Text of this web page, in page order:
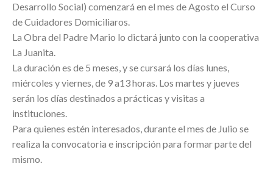
Desarrollo Social) comenzará en el mes de Agosto el Curso
de Cuidadores Domiciliaros.
La Obra del Padre Mario lo dictará junto con la cooperativa
La Juanita.
La duración es de 5 meses, y se cursará los días lunes,
miércoles y viernes, de 9 a13 horas. Los martes y jueves
serán los días destinados a prácticas y visitas a
instituciones.
Para quienes estén interesados, durante el mes de Julio se
realiza la convocatoria e inscripción para formar parte del
mismo.